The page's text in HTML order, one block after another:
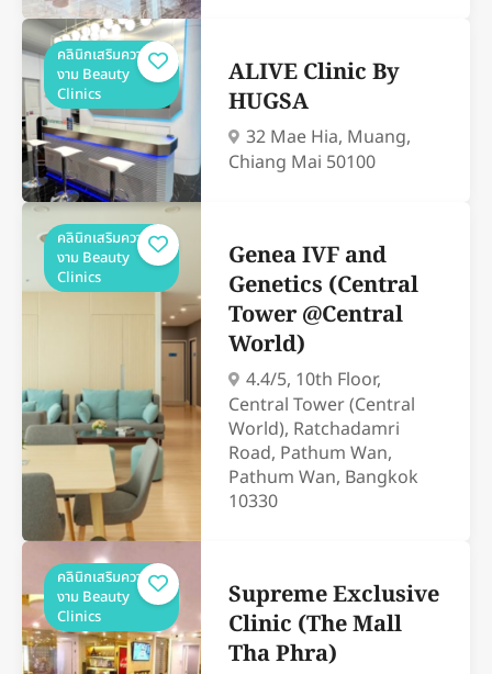
คลินิกเสริมความ
งาม Beauty
Clinics
ALIVE Clinic By
HUGSA
32 Mae Hia, Muang,
Chiang Mai 50100
คลินิกเสริมความ
งาม Beauty
Clinics
Genea IVF and
Genetics (Central
Tower @Central
World)
4.4/5, 10th Floor,
Central Tower (Central
World), Ratchadamri
Road, Pathum Wan,
Pathum Wan, Bangkok
10330
คลินิกเสริมความ
งาม Beauty
Clinics
Supreme Exclusive
Clinic (The Mall
Tha Phra)